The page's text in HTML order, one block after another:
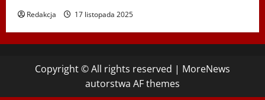
Redakcja 17 listopada 2025
Copyright © All rights reserved | MoreNews
autorstwa AF themes